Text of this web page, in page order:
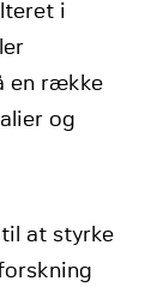
i
en række
og
at styrke